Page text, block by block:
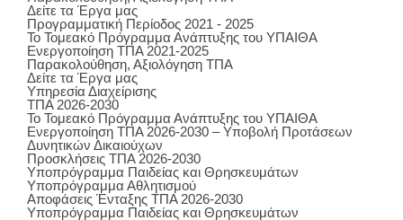
Δείτε τα Έργα μας
Προγραμματική Περίοδος 2021 - 2025
Το Τομεακό Πρόγραμμα Ανάπτυξης του ΥΠΑΙΘΑ
Ενεργοποίηση ΤΠΑ 2021-2025
Παρακολούθηση, Αξιολόγηση ΤΠΑ
Δείτε τα Έργα μας
Υπηρεσία Διαχείρισης
ΤΠΑ 2026-2030
Το Τομεακό Πρόγραμμα Ανάπτυξης του ΥΠΑΙΘΑ
Ενεργοποίηση ΤΠΑ 2026-2030 – Υποβολή Προτάσεων
Δυνητικών Δικαιούχων
Προσκλήσεις ΤΠΑ 2026-2030
Υποπρόγραμμα Παιδείας και Θρησκευμάτων
Υποπρόγραμμα Αθλητισμού
Αποφάσεις Ένταξης ΤΠΑ 2026-2030
Υποπρόγραμμα Παιδείας και Θρησκευμάτων